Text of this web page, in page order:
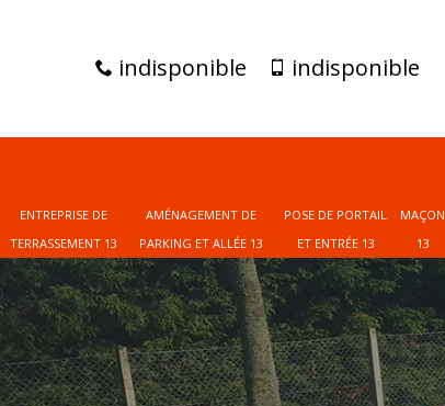
indisponible indisponible
ENTREPRISE DE
TERRASSEMENT 13
AMÉNAGEMENT DE
PARKING ET ALLÉE 13
POSE DE PORTAIL
ET ENTRÉE 13
MAÇON
13